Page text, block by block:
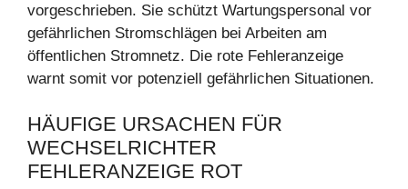
vorgeschrieben. Sie schützt Wartungspersonal vor
gefährlichen Stromschlägen bei Arbeiten am
öffentlichen Stromnetz. Die rote Fehleranzeige
warnt somit vor potenziell gefährlichen Situationen.
HÄUFIGE URSACHEN FÜR
WECHSELRICHTER
FEHLERANZEIGE ROT